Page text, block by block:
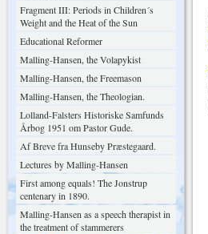
Fragment III: Periods in Children´s
Weight and the Heat of the Sun
Educational Reformer
Malling-Hansen, the Volapykist
Malling-Hansen, the Freemason
Malling-Hansen, the Theologian.
Lolland-Falsters Historiske Samfunds
Årbog 1951 om Pastor Gude.
Af Breve fra Hunseby Præstegaard.
Lectures by Malling-Hansen
First among equals! The Jonstrup
centenary in 1890.
Malling-Hansen as a speech therapist in
the treatment of stammerers